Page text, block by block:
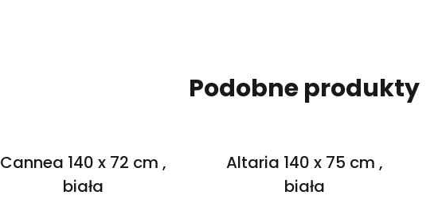
Podobne produkty
Cannea 140 x 72 cm ,
biała
Altaria 140 x 75 cm ,
biała